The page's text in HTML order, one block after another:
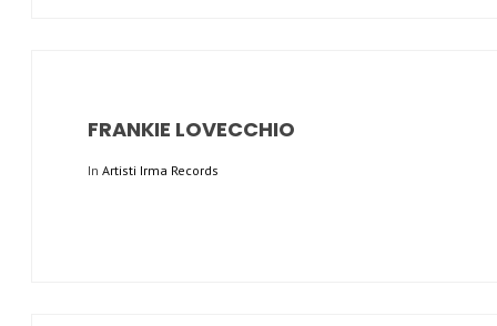
FRANKIE LOVECCHIO
In Artisti Irma Records